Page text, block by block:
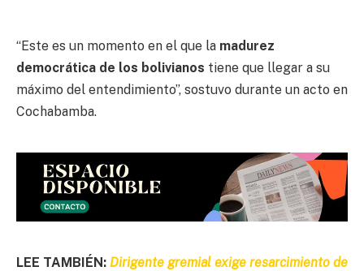
“Este es un momento en el que la madurez
democrática de los bolivianos tiene que llegar a su
máximo del entendimiento”, sostuvo durante un acto en
Cochabamba.
LEE TAMBIÉN: Dirigente gremial exige resarcimiento de